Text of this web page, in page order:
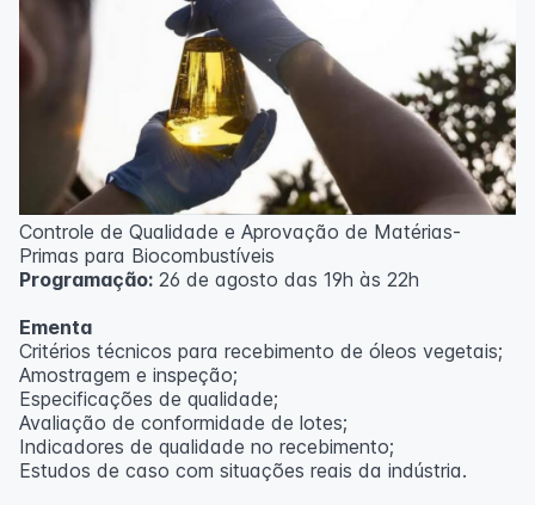
Controle de Qualidade e Aprovação de Matérias-
Primas para Biocombustíveis
Programação: 26 de agosto das 19h às 22h
Ementa
Critérios técnicos para recebimento de óleos vegetais;
Amostragem e inspeção;
Especificações de qualidade;
Avaliação de conformidade de lotes;
Indicadores de qualidade no recebimento;
Estudos de caso com situações reais da indústria.